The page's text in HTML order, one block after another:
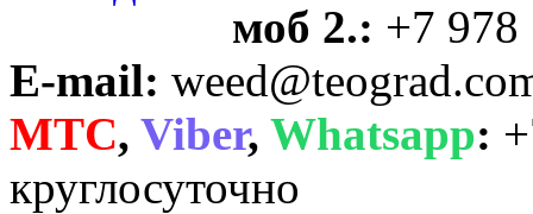
моб 2.: +7 978
E-mail:
MTC, Viber, Whatsapp:
круглосуточно